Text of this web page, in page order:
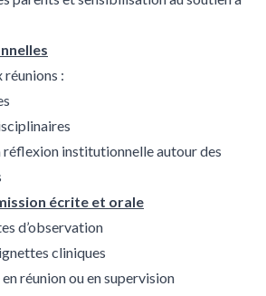
:
institutionnelle autour des
écrite et orale
d’observation
cliniques
réunion ou en supervision